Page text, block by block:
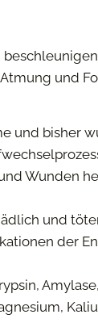
und
und bisher
Wunden
und
der